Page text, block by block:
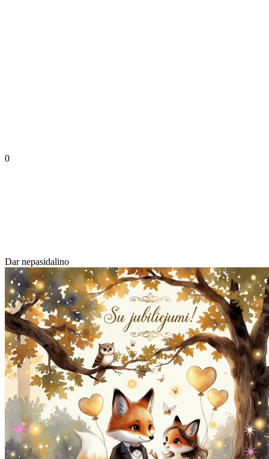
0
Dar nepasidalino